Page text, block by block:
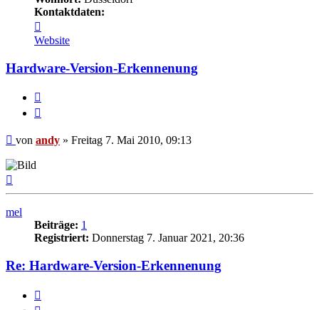
Kontaktdaten:
von
andy
Website
Hardware-Version-Erkennenung
Beitrag
von andy » Freitag 7. Mai 2010, 09:13
mel
Beiträge: 1
Registriert: Donnerstag 7. Januar 2021, 20:36
Re: Hardware-Version-Erkennenung